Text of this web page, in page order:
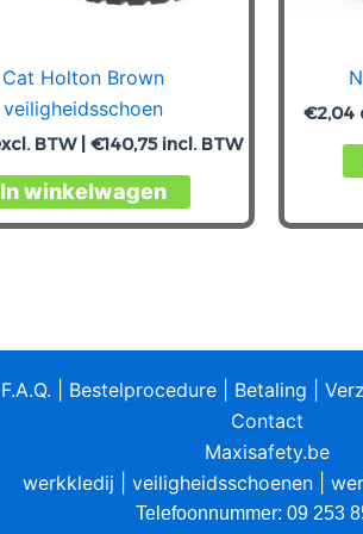
Cat Holton Brown
veiligheidsschoen
BTW | €140,75incl. BTW
In winkelwagen
Dit
product
kan
gekozen
worden
op
de
€2,04
F.A.Q. Bestelprocedure Betaling
Contact
Maxisafety.be
werkkledij
veiligheidsschoenen
Telefoonnummer: 09 253